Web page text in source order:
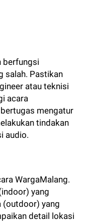
berfungsi
salah. Pastikan
atau teknisi
acara
mengatur
tindakan
audio.
WargaMalang.
yang
(outdoor) yang
detail lokasi